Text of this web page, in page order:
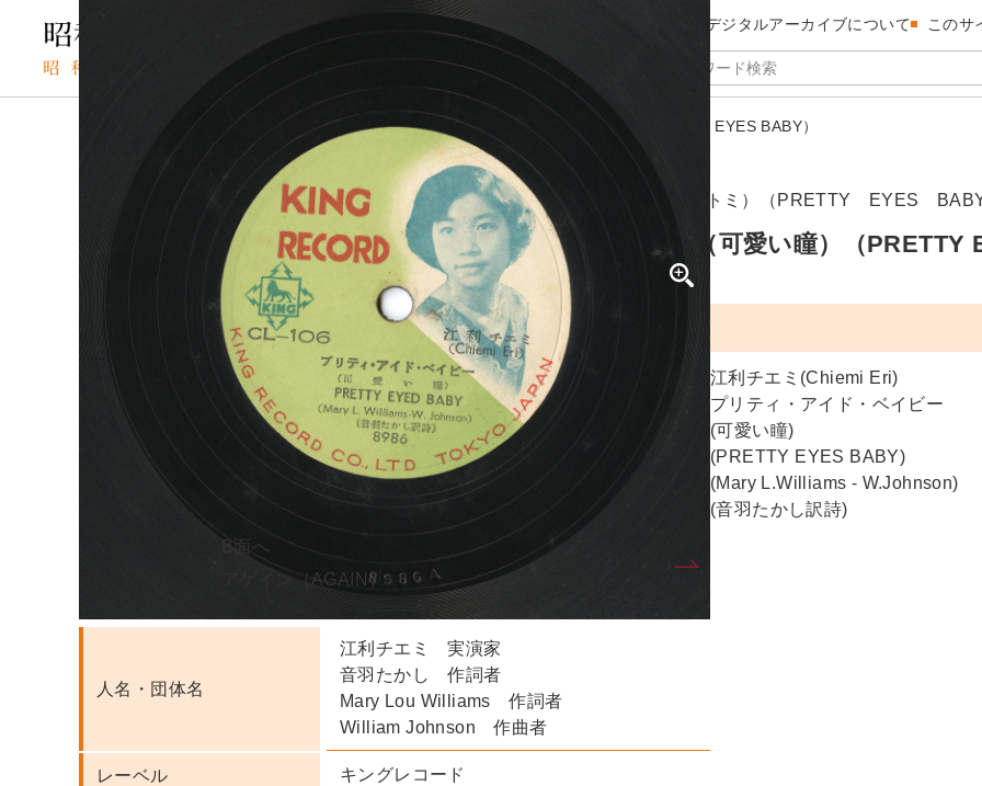
昭和館デジタルアーカイブについて このサ
プリティ・アイド・ベイビー（可愛い瞳）（PRETTY EYES BABY）
SPレコード
プリティ・アイド・ベイビー（カワイイヒトミ）（PRETTY EYES
SPH1291001084A
プリティ・アイド・ベイビー（可愛い瞳）（PRETTY
江利チエミ(Chiemi Eri)
プリティ・アイド・ベイビー
(可愛い瞳)
(PRETTY EYES BABY)
(Mary L.Williams - W.Johnson)
(音羽たかし訳詩)
B面へ
アゲイン（AGAIN）
人名・団体名
江利チエミ 実演家
音羽たかし 作詞者
Mary Lou Williams 作詞者
William Johnson 作曲者
レーベル キングレコード